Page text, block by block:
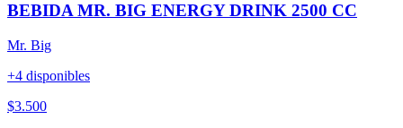
BEBIDA MR. BIG ENERGY DRINK 2500 CC
Mr. Big
+4 disponibles
$3.500